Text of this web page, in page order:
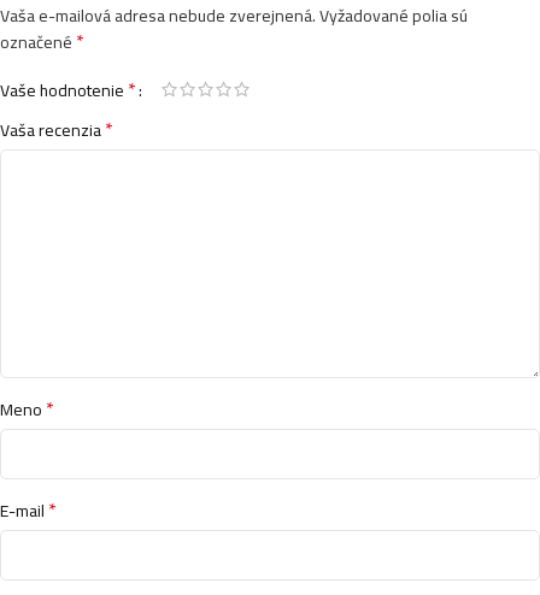
Vaša e-mailová adresa nebude zverejnená.Vyžadované polia sú
označené*
Vaše hodnotenie*
Vaša recenzia*
Meno*
E-mail*